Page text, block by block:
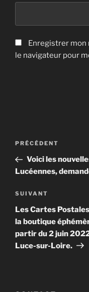
Enregistrer mon
le navigateur pour
Navigation
l’article
Article
précédent
PRÉCÉDENT
Voici les
Lucéennes,
Article
suivant
SUIVANT
Les Cartes
la boutique
partir du 2 juin
Luce-sur-Loire.